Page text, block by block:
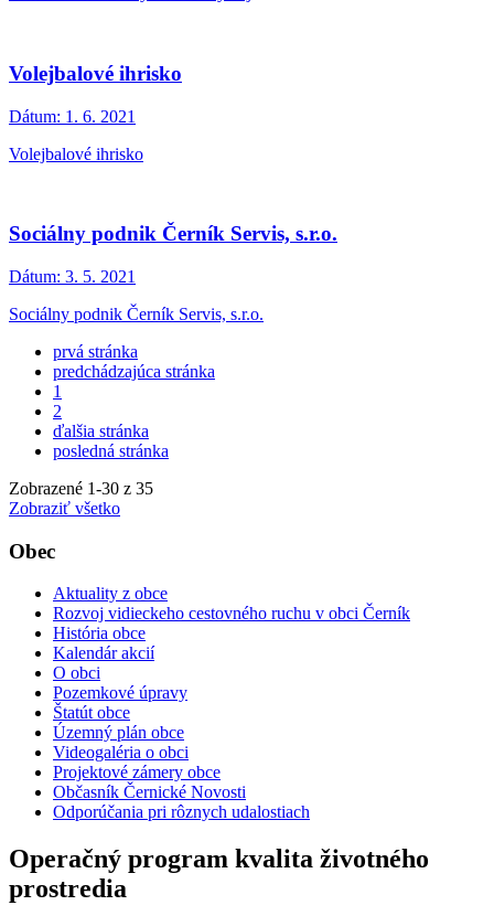
Volejbalové ihrisko
Dátum: 1. 6. 2021
Volejbalové ihrisko
Sociálny podnik Černík Servis, s.r.o.
Dátum: 3. 5. 2021
Sociálny podnik Černík Servis, s.r.o.
prvá stránka
predchádzajúca stránka
1
2
ďalšia stránka
posledná stránka
Zobrazené 1-30 z 35
Zobraziť všetko
Obec
Aktuality z obce
Rozvoj vidieckeho cestovného ruchu v obci Černík
História obce
Kalendár akcií
O obci
Pozemkové úpravy
Štatút obce
Územný plán obce
Videogaléria o obci
Projektové zámery obce
Občasník Černické Novosti
Odporúčania pri rôznych udalostiach
Operačný program kvalita životného
prostredia